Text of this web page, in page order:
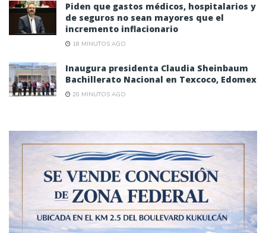
Piden que gastos médicos, hospitalarios y
de seguros no sean mayores que el
incremento inflacionario
18 MINUTOS AGO
Inaugura presidenta Claudia Sheinbaum
Bachillerato Nacional en Texcoco, Edomex
20 MINUTOS AGO